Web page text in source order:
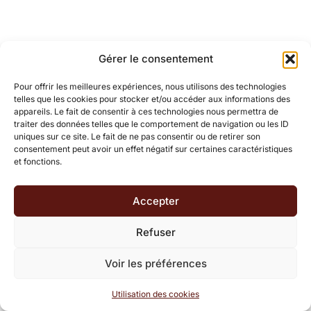
Gérer le consentement
Pour offrir les meilleures expériences, nous utilisons des technologies
telles que les cookies pour stocker et/ou accéder aux informations des
appareils. Le fait de consentir à ces technologies nous permettra de
traiter des données telles que le comportement de navigation ou les ID
uniques sur ce site. Le fait de ne pas consentir ou de retirer son
consentement peut avoir un effet négatif sur certaines caractéristiques
et fonctions.
Accepter
Refuser
Voir les préférences
Utilisation des cookies